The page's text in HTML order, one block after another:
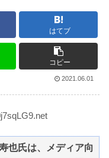
はてブ
コピー
2021.06.01
也氏は、メディア向